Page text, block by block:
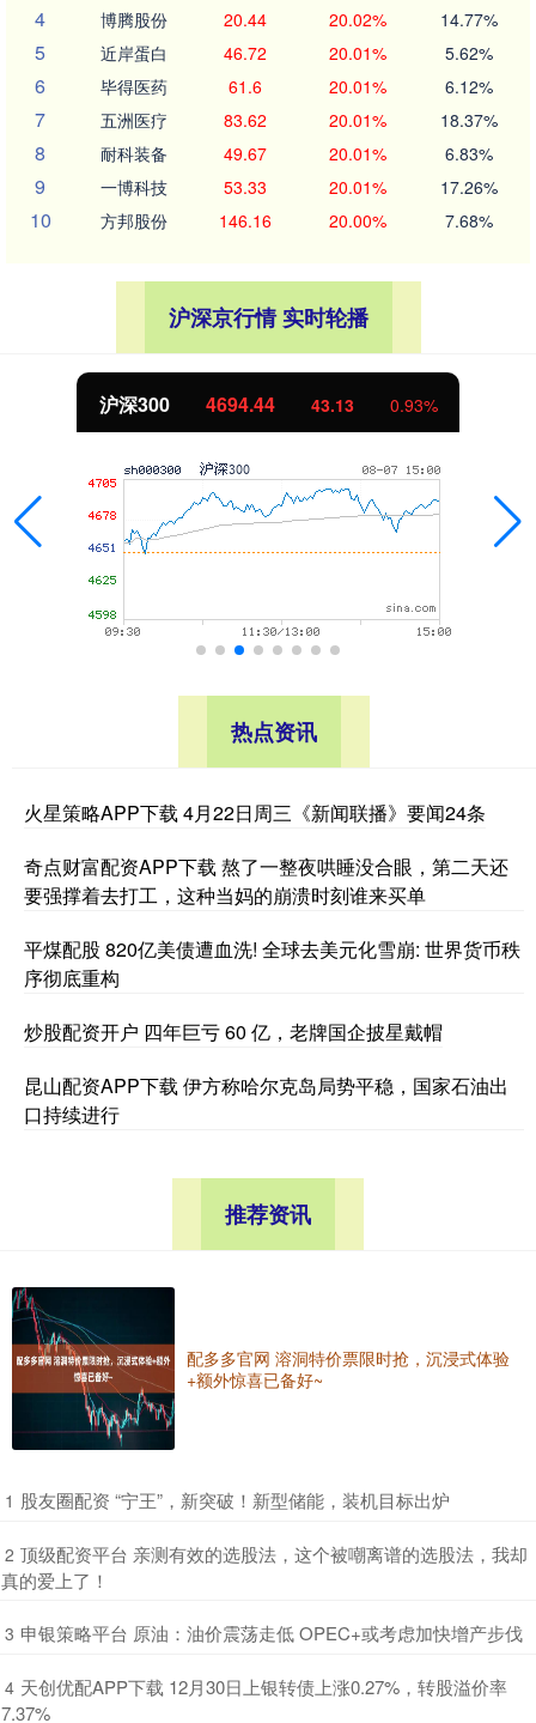
4 博腾股份 20.44 20.02% 14.77%
5 近岸蛋白 46.72 20.01% 5.62%
6 毕得医药 61.6 20.01% 6.12%
7 五洲医疗 83.62 20.01% 18.37%
8 耐科装备 49.67 20.01% 6.83%
9 一博科技 53.33 20.01% 17.26%
10 方邦股份 146.16 20.00% 7.68%
沪深京行情 实时轮播
沪深300 4694.44 43.13 0.93%
热点资讯
火星策略APP下载 4月22日周三《新闻联播》要闻24条
奇点财富配资APP下载 熬了一整夜哄睡没合眼，第二天还
要强撑着去打工，这种当妈的崩溃时刻谁来买单
平煤配股 820亿美债遭血洗! 全球去美元化雪崩: 世界货币秩
序彻底重构
炒股配资开户 四年巨亏 60 亿，老牌国企披星戴帽
昆山配资APP下载 伊方称哈尔克岛局势平稳，国家石油出
口持续进行
推荐资讯
配多多官网 溶洞特价票限时抢，沉浸式体验
+额外惊喜已备好~
1 ​股友圈配资 “宁王”，新突破！新型储能，装机目标出炉
2 ​顶级配资平台 亲测有效的选股法，这个被嘲离谱的选股法，我却
真的爱上了！
3 ​申银策略平台 原油：油价震荡走低 OPEC+或考虑加快增产步伐
4 ​天创优配APP下载 12月30日上银转债上涨0.27%，转股溢价率
7.37%